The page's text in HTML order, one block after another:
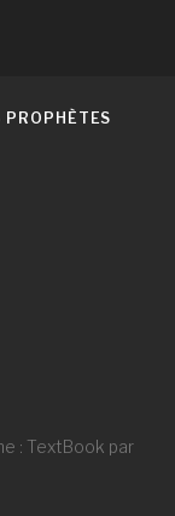
PROPHÈTES
: TextBook par